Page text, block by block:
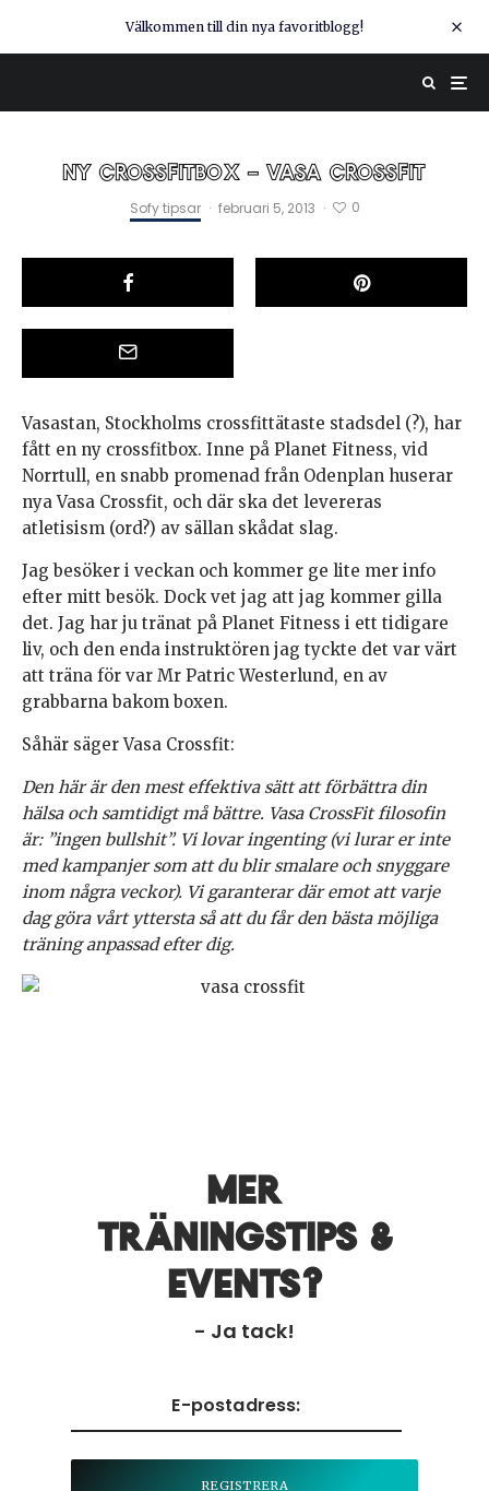
Välkommen till din nya favoritblogg!
NY CROSSFITBOX – VASA CROSSFIT
Sofy tipsar · februari 5, 2013 · 0
Vasastan, Stockholms crossfittätaste stadsdel (?), har
fått en ny crossfitbox. Inne på Planet Fitness, vid
Norrtull, en snabb promenad från Odenplan huserar
nya Vasa Crossfit, och där ska det levereras
atletisism (ord?) av sällan skådat slag.
Jag besöker i veckan och kommer ge lite mer info
efter mitt besök. Dock vet jag att jag kommer gilla
det. Jag har ju tränat på Planet Fitness i ett tidigare
liv, och den enda instruktören jag tyckte det var värt
att träna för var Mr Patric Westerlund, en av
grabbarna bakom boxen.
Såhär säger Vasa Crossfit:
Den här är den mest effektiva sätt att förbättra din
hälsa och samtidigt må bättre. Vasa CrossFit filosofin
är: ”ingen bullshit”. Vi lovar ingenting (vi lurar er inte
med kampanjer som att du blir smalare och snyggare
inom några veckor). Vi garanterar där emot att varje
dag göra vårt yttersta så att du får den bästa möjliga
träning anpassad efter dig.
Mer
träningstips &
events?
- Ja tack!